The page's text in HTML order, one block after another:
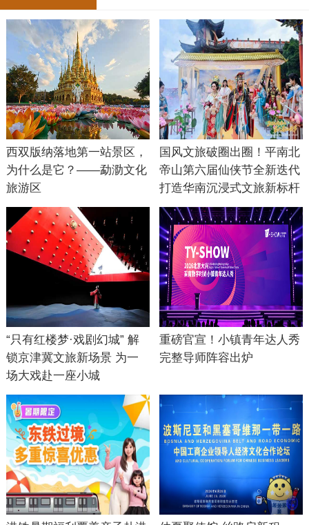
西双版纳落地第一站景区，
为什么是它？——勐泐文化
旅游区
国风文旅破圈出圈！平南北
帝山第六届仙侠节全新迭代
打造华南沉浸式文旅新标杆
“只有红楼梦·戏剧幻城” 解
锁京津冀文旅新场景 为一
场大戏赴一座小城
重磅官宣！小镇青年达人秀
完整导师阵容出炉